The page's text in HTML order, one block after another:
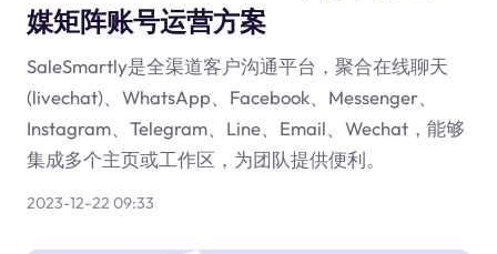
媒矩阵账号运营方案
SaleSmartly是全渠道客户沟通平台，聚合在线聊天
(livechat)、WhatsApp、Facebook、Messenger、
Instagram、Telegram、Line、Email、Wechat，能够
集成多个主页或工作区，为团队提供便利。
2023-12-22 09:33